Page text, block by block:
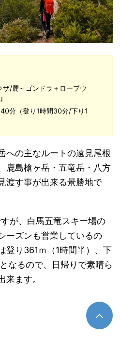
ザ/麓～ゴンドラ＋ロープウ
分（登り1時間30分/下り1
への主なルートの遠見尾根
鹿島槍ヶ岳・五竜岳・八方
渡す事が出来る景勝地で
が、白馬五竜スキー場の
ーズンも営業しているの
登り361ｍ（1時間半）、下
なるので、日帰りで素晴ら
来ます。